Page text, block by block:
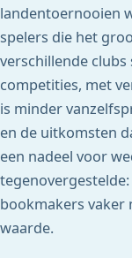
landentoernooien
spelers die het
verschillende
competities, met
is minder
en de uitkomsten
een nadeel voor
bookmakers vaker
waarde.